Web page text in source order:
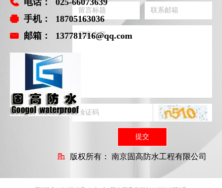
提交
电话：
025-66073639
手机：
18705163036
邮箱：
137781716@qq.com
版权所有： 南京固高防水工程有限公司